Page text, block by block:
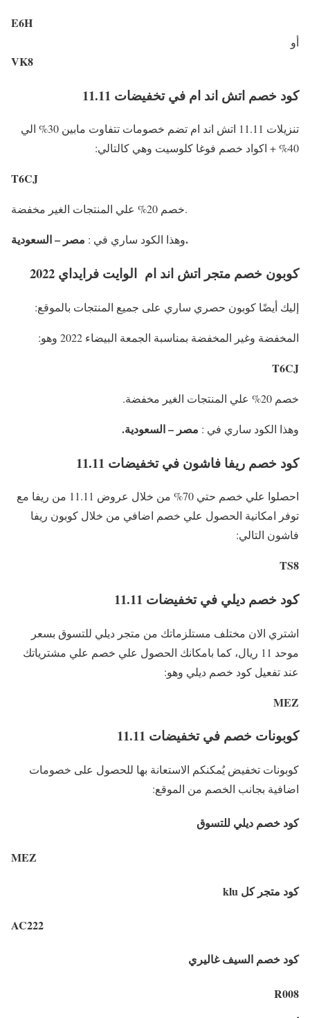
E6H
أو
VK8
كود خصم اتش اند ام في تخفيضات 11.11
تنزيلات 11.11 اتش اند ام تضم خصومات تتفاوت مابين 30% الي
40% + اكواد خصم فوغا كلوسيت وهي كالتالي:
T6CJ
خصم 20% علي المنتجات الغير مخفضة.
وهذا الكود ساري في :مصر – السعودية.
كوبون خصم متجر اتش اند ام الوايت فرايداي 2022
إليك أيضًا كوبون حصري ساري على جميع المنتجات بالموقع:
المخفضة وغير المخفضة بمناسبة الجمعة البيضاء 2022 وهو:
T6CJ
خصم 20% علي المنتجات الغير مخفضة.
وهذا الكود ساري في : مصر – السعودية.
كود خصم ريفا فاشون في تخفيضات 11.11
احصلوا علي خصم حتي 70% من خلال عروض 11.11 من ريفا مع
توفر امكانية الحصول علي خصم اضافي من خلال كوبون ريفا
فاشون التالي:
TS8
كود خصم ديلي في تخفيضات 11.11
اشتري الان مختلف مستلزماتك من متجر ديلي للتسوق بسعر
موحد 11 ريال، كما بامكانك الحصول علي خصم علي مشترياتك
عند تفعيل كود خصم ديلي وهو:
MEZ
كوبونات خصم في تخفيضات 11.11
كوبونات تخفيض يُمكنكم الاستعانة بها للحصول على خصومات
اضافية بجانب الخصم من الموقع:
كود خصم ديلي للتسوق
MEZ
كود متجر كل klu
AC222
كود خصم السيف غاليري
R008